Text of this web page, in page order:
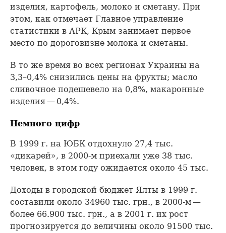
изделия, картофель, молоко и сметану. При
этом, как отмечает Главное управление
статистики в АРК, Крым занимает первое
место по дороговизне молока и сметаны.
В то же время во всех регионах Украины на
3,3–0,4% снизились цены на фрукты; масло
сливочное подешевело на 0,8%, макаронные
изделия — 0,4%.
Немного цифр
В 1999 г. на ЮБК отдохнуло 27,4 тыс.
«дикарей», в 2000-м приехали уже 38 тыс.
человек, в этом году ожидается около 45 тыс.
Доходы в городской бюджет Ялты в 1999 г.
составили около 34960 тыс. грн., в 2000-м —
более 66.900 тыс. грн., а в 2001 г. их рост
прогнозируется до величины около 91500 тыс.